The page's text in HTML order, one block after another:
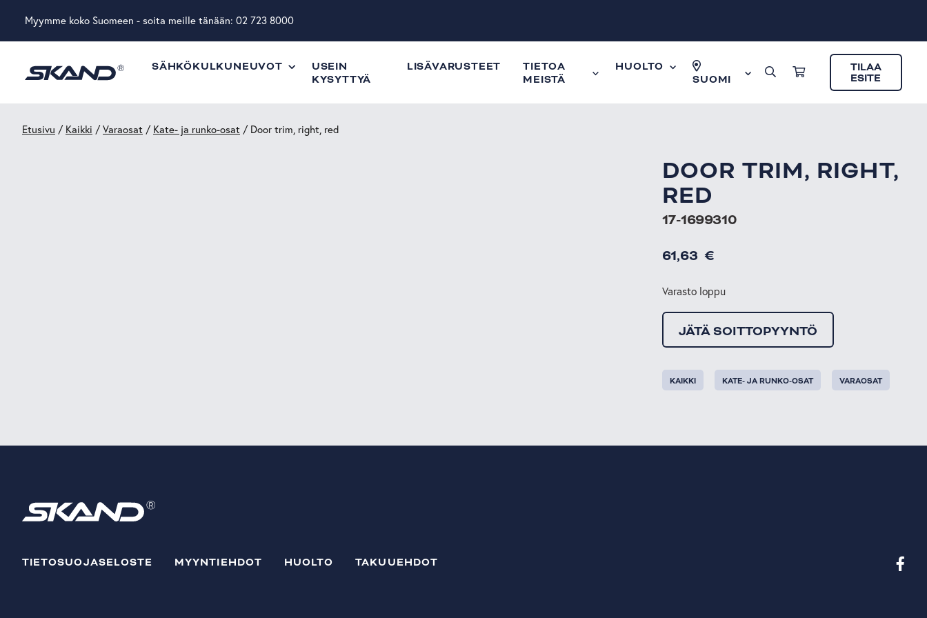
Myymme koko Suomeen - soita meille tänään: 02 723 8000
SÄHKÖKULKUNEUVOT
USEIN
KYSYTTYÄ
LISÄVARUSTEET
TIETOA
MEISTÄ
HUOLTO
SUOMI
TILAA
ESITE
Etusivu / Kaikki /Varaosat / Kate- ja runko-osat / Door trim, right, red
DOOR TRIM, RIGHT,
RED
17-1699310
61,63 €
Varasto loppu
JÄTÄ SOITTOPYYNTÖ
KAIKKI KATE- JA RUNKO-OSAT VARAOSAT
TIETOSUOJASELOSTE MYYNTIEHDOT HUOLTO TAKUUEHDOT